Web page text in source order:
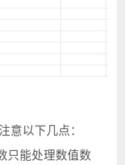
以下几点：
只能处理数值数